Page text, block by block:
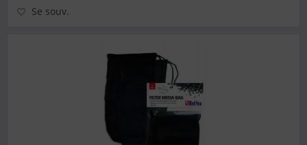
Se souv.